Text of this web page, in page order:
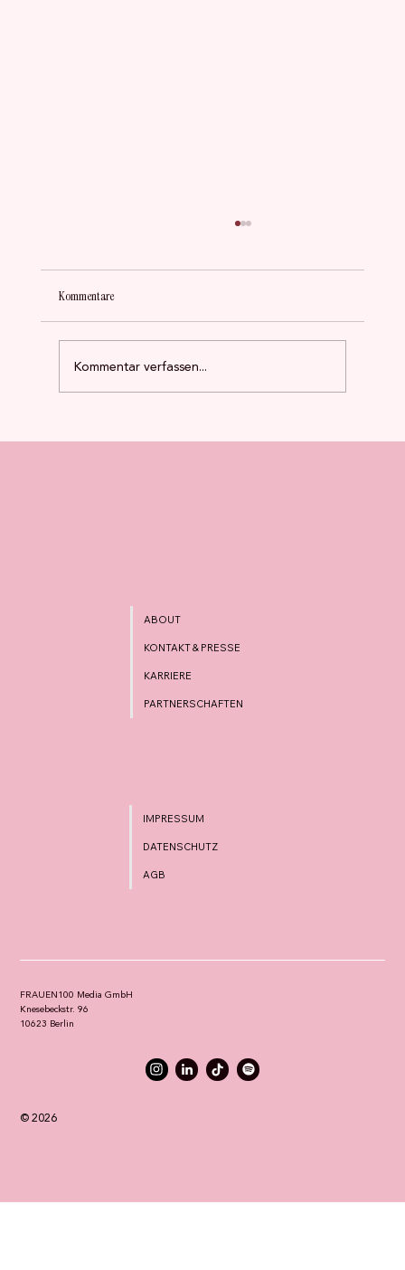
Kommentare
Kommentar verfassen...
FRAUEN100 Media GmbH
Knesebeckstr. 96
10623 Berlin
© 2026
ABOUT
KONTAKT & PRESSE
KARRIERE
PARTNERSCHAFTEN
IMPRESSUM
DATENSCHUTZ
AGB